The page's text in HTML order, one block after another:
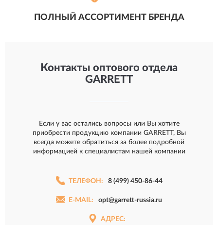
ПОЛНЫЙ АССОРТИМЕНТ БРЕНДА
Контакты оптового отдела
GARRETT
Если у вас остались вопросы или Вы хотите
приобрести продукцию компании GARRETT, Вы
всегда можете обратиться за более подробной
информацией к специалистам нашей компании
ТЕЛЕФОН: 8 (499) 450-86-44
E-MAIL: opt@garrett-russia.ru
АДРЕС: